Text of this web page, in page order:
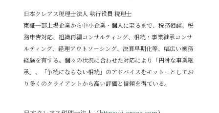
日本クレアス税理士法人 執行役員 税理士
東証一部上場企業から中小企業・個人に至るまで、税務相談、税
務申告対応、組織再編コンサルティング、相続・事業継承コンサ
ルティング、経理アウトソーシング、決算早期化等、幅広い業務
経験を有する。個々の状況に合わせた対応により「円滑な事業継
承」、「争続にならない相続」のアドバイスをモットーとしてお
り多くのクライアントから高い評価と信頼を得ている。